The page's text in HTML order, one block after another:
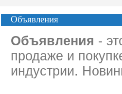
Объявления
Объявления -
продаже и
индустрии.